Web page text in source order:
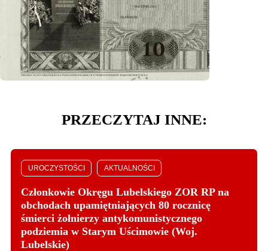
PRZECZYTAJ INNE:
UROCZYSTOŚCI AKTUALNOŚCI
Członkowie Okręgu Lubelskiego ZOR RP na
obchodach upamiętniających 80 rocznicę
śmierci żołnierzy antykomunistycznego
podziemia w Starym Uścimowie (Woj.
Lubelskie)